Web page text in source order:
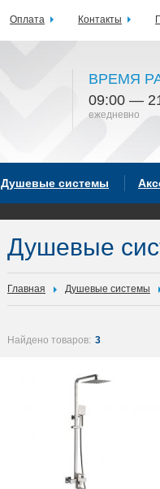
ВРЕМЯ
09:00 —
ежедневно
Душевые системы
Душевые
Главная Душевые системы
Найдено товаров: 3
Оплата Контакты